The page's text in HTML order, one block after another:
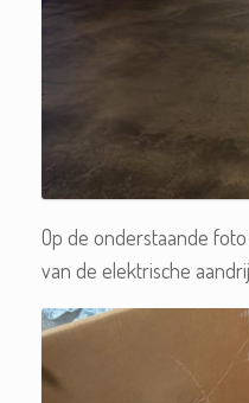
Op de onderstaande
van de elektrische